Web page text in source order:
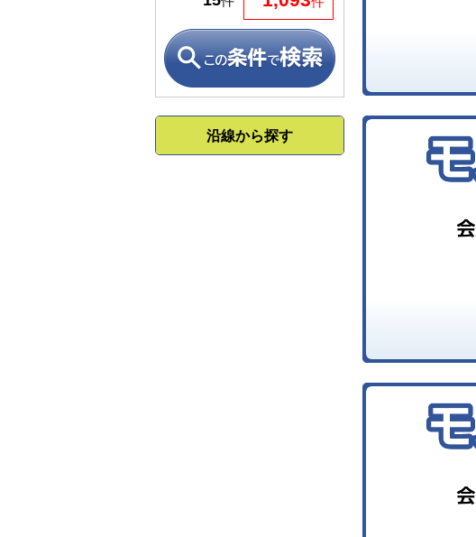
沿線から探す